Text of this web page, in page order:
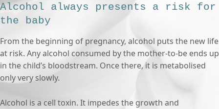
Alcohol always presents a risk for
the baby
From the beginning of pregnancy, alcohol puts the new life
at risk. Any alcohol consumed by the mother-to-be ends up
in the child’s bloodstream. Once there, it is metabolised
only very slowly.
Alcohol is a cell toxin. It impedes the growth and